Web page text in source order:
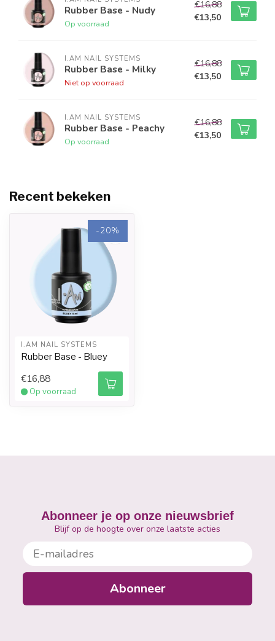
laag I.Am Rubber Base aan te brengen.
Rubber Base - Nudy
Op voorraad
€16,88
€13,50
I.AM NAIL SYSTEMS
Rubber Base - Milky
Niet op voorraad
€16,88
€13,50
I.AM NAIL SYSTEMS
Rubber Base - Peachy
Op voorraad
€16,88
€13,50
Recent bekeken
-20%
I.AM NAIL SYSTEMS
Rubber Base - Bluey
€16,88
Op voorraad
Abonneer je op onze nieuwsbrief
Blijf op de hoogte over onze laatste acties
E-mailadres
Abonneer